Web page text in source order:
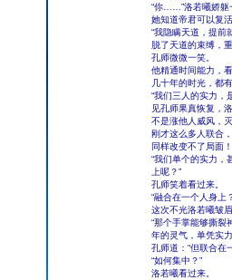
“你……”洛若曦娇躯
她知道帝君可以复
“我隐瞒天道，提前
脱了天道的束缚，
孔师微微一笑。
他精通时间能力，
几十年的时光，都
“我们三人的实力
见孔师果真恢复，
不是涨他人威风，
刚才这么多人联合
同样改变不了局面！
“我们单个的实力
上呢？”
孔师笑着看过来。
“融合在一个人身上
这次不光洛若曦皱
“那个手掌能够撕裂
年的灵气，单凭实
孔师道：“但联合
“如何集中？”
洛若曦看过来。